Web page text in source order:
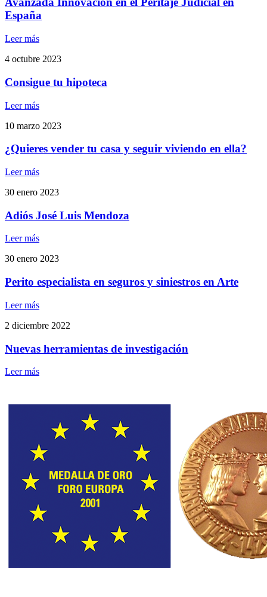
España
Leer más
4 octubre 2023
Consigue tu hipoteca
Leer más
10 marzo 2023
¿Quieres vender tu casa y seguir viviendo en ella?
Leer más
30 enero 2023
Adiós José Luis Mendoza
Leer más
30 enero 2023
Perito especialista en seguros y siniestros en Arte
Leer más
2 diciembre 2022
Nuevas herramientas de investigación
Leer más